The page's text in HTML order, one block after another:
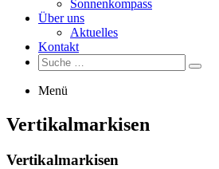
Sonnenkompass
Über uns
Aktuelles
Kontakt
Suche:
Suche
Menü
Vertikalmarkisen
Vertikalmarkisen